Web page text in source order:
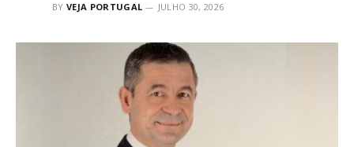
BY VEJA PORTUGAL JULHO 30, 2026